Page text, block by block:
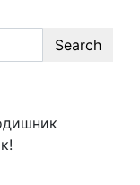
Search